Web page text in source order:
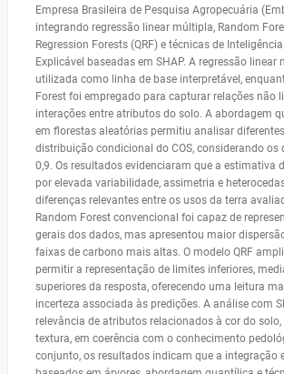
Empresa Brasileira de Pesquisa Agropecuária
integrando regressão linear múltipla, Random
Regression Forests (QRF) e técnicas de
Explicável baseadas em SHAP. A regressão linear
utilizada como linha de base interpretável,
Forest foi empregado para capturar relações não
interações entre atributos do solo. A abordagem
em florestas aleatórias permitiu analisar
distribuição condicional do COS, considerando os
0,9. Os resultados evidenciaram que a estimativa
por elevada variabilidade, assimetria e
diferenças relevantes entre os usos da terra
Random Forest convencional foi capaz de
gerais dos dados, mas apresentou maior
faixas de carbono mais altas. O modelo QRF
permitir a representação de limites inferiores,
superiores da resposta, oferecendo uma leitura
incerteza associada às predições. A análise com
relevância de atributos relacionados à cor do
textura, em coerência com o conhecimento
conjunto, os resultados indicam que a integração